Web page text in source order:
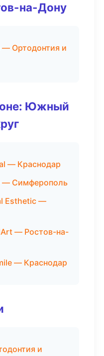
на-Дону
— Ортодонтия и
Южный
— Краснодар
— Симферополь
Esthetic —
— Ростов-на-
— Краснодар
и